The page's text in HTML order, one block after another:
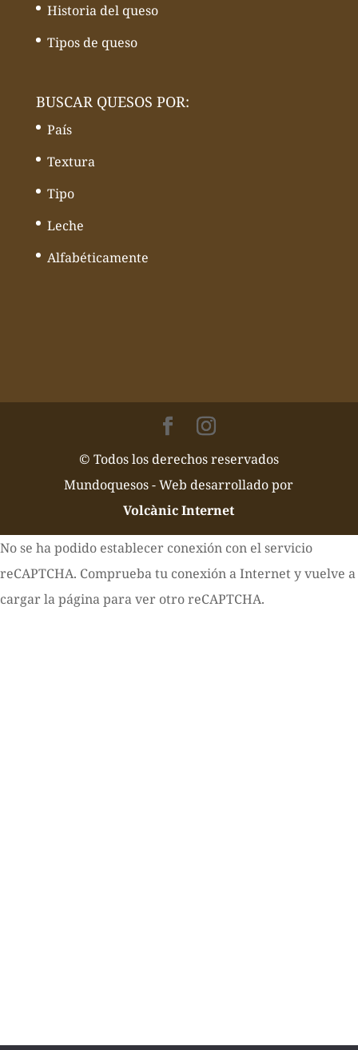
Historia del queso
Tipos de queso
BUSCAR QUESOS POR:
País
Textura
Tipo
Leche
Alfabéticamente
© Todos los derechos reservados
Mundoquesos - Web desarrollado por
Volcànic Internet
No se ha podido establecer conexión con el servicio
reCAPTCHA. Comprueba tu conexión a Internet y vuelve a
cargar la página para ver otro reCAPTCHA.